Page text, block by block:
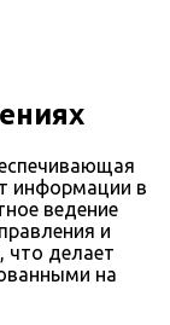
информации в
ведение
и
что делает
на